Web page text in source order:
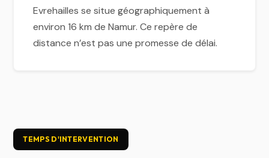
Evrehailles se situe géographiquement à
environ 16 km de Namur. Ce repère de
distance n’est pas une promesse de délai.
TEMPS D'INTERVENTION